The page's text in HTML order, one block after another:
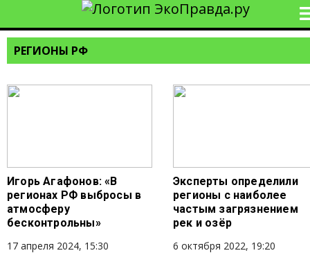
РЕГИОНЫ РФ
Игорь Агафонов: «В
регионах РФ выбросы в
атмосферу
бесконтрольны»
17 апреля 2024, 15:30
Эксперты определили
регионы с наиболее
частым загрязнением
рек и озёр
6 октября 2022, 19:20